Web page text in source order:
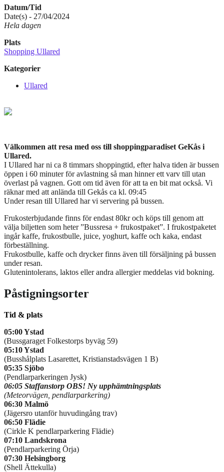
Datum/Tid
Date(s) - 27/04/2024
Hela dagen
Plats
Shopping Ullared
Kategorier
Ullared
Välkommen att resa med oss till shoppingparadiset GeKås i
Ullared.
I Ullared har ni ca 8 timmars shoppingtid, efter halva tiden är bussen
öppen i 60 minuter för avlastning så man hinner ett varv till utan
överlast på vagnen. Gott om tid även för att ta en bit mat också. Vi
räknar med att anlända till Gekås ca kl. 09:45
Under resan till Ullared har vi servering på bussen.
Frukosterbjudande finns för endast 80kr och köps till genom att
välja biljetten som heter ”Bussresa + frukostpaket”. I frukostpaketet
ingår kaffe, frukostbulle, juice, yoghurt, kaffe och kaka, endast
förbeställning.
Frukostbulle, kaffe och drycker finns även till försäljning på bussen
under resan.
Glutenintolerans, laktos eller andra allergier meddelas vid bokning.
Påstigningsorter
Tid & plats
05:00 Ystad
(Bussgaraget Folkestorps byväg 59)
05:10 Ystad
(Busshålplats Lasarettet, Kristianstadsvägen 1 B)
05:35 Sjöbo
(Pendlarparkeringen Jysk)
06:05 Staffanstorp OBS! Ny upphämtningsplats
(Meteorvägen, pendlarparkering)
06:30 Malmö
(Jägersro utanför huvudingång trav)
06:50 Flädie
(Cirkle K pendlarparkering Flädie)
07:10 Landskrona
(Pendlarparkering Örja)
07:30 Helsingborg
(Shell Ättekulla)